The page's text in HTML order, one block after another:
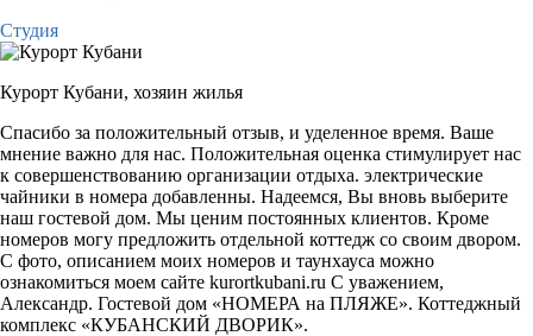
Студия
Курорт Кубани, хозяин жилья
Спасибо за положительный отзыв, и уделенное время. Ваше
мнение важно для нас. Положительная оценка стимулирует нас
к совершенствованию организации отдыха. электрические
чайники в номера добавленны. Надеемся, Вы вновь выберите
наш гостевой дом. Мы ценим постоянных клиентов. Кроме
номеров могу предложить отдельной коттедж со своим двором.
С фото, описанием моих номеров и таунхауса можно
ознакомиться моем сайте kurortkubani.ru С уважением,
Александр. Гостевой дом «НОМЕРА на ПЛЯЖЕ». Коттеджный
комплекс «КУБАНСКИЙ ДВОРИК».